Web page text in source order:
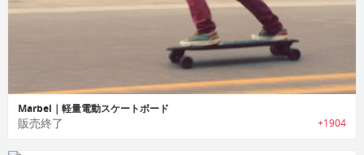
Marbel｜軽量電動スケートボード
販売終了 +1904